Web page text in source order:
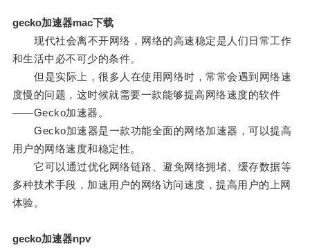
gecko加速器mac下载
现代社会离不开网络，网络的高速稳定是人们日常工作
和生活中必不可少的条件。
但是实际上，很多人在使用网络时，常常会遇到网络速
度慢的问题，这时候就需要一款能够提高网络速度的软件
——Gecko加速器。
Gecko加速器是一款功能全面的网络加速器，可以提高
用户的网络速度和稳定性。
它可以通过优化网络链路、避免网络拥堵、缓存数据等
多种技术手段，加速用户的网络访问速度，提高用户的上网
体验。
gecko加速器npv